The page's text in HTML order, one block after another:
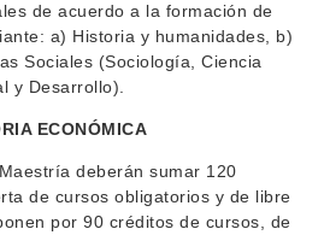
de acuerdo a la formación de
a) Historia y humanidades, b)
Sociales (Sociología, Ciencia
y Desarrollo).
ECONÓMICA
deberán sumar 120
de cursos obligatorios y de libre
por 90 créditos de cursos, de